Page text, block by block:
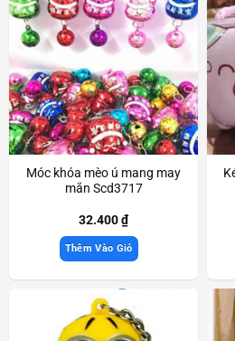
Móc khóa mèo ú mang may
mắn Scd3717
32.400₫
Thêm Vào Giỏ